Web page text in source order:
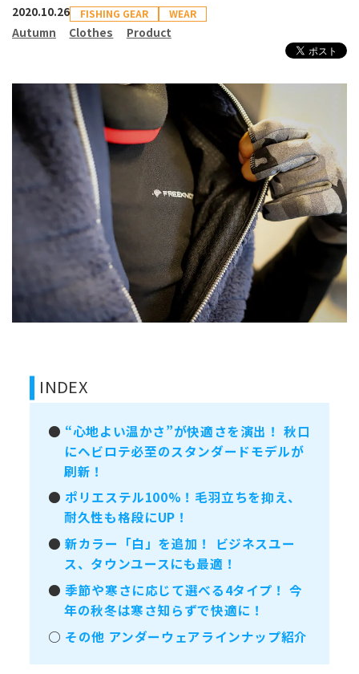
2020.10.26 FISHING GEAR WEAR
Autumn Clothes Product
INDEX
● “心地よい温かさ”が快適さを演出！ 秋口
にヘビロテ必至のスタンダードモデルが
刷新！
● ポリエステル100%！毛羽立ちを抑え、
耐久性も格段にUP！
●新カラー「白」を追加！ ビジネスユー
ス、タウンユースにも最適！
●季節や寒さに応じて選べる4タイプ！ 今
年の秋冬は寒さ知らずで快適に！
○ その他 アンダーウェアラインナップ紹介